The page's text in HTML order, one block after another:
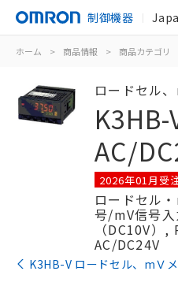
制御機器
ホーム > 商品情報 > 商品カテゴリ
ロードセル
K3HB-
AC/
2026年01月受
ロードセル
号/mV信号
（DC10V）
AC/DC24V
K3HB-V ロードセル、mＶ